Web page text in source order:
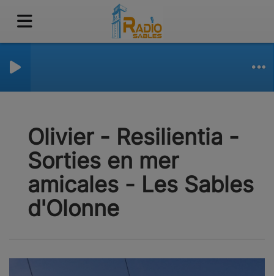
Olivier - Resilientia -
Sorties en mer
amicales - Les Sables
d'Olonne